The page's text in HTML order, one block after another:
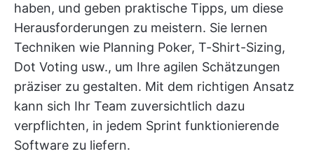
haben, und geben praktische Tipps, um diese
Herausforderungen zu meistern. Sie lernen
Techniken wie Planning Poker, T-Shirt-Sizing,
Dot Voting usw., um Ihre agilen Schätzungen
präziser zu gestalten. Mit dem richtigen Ansatz
kann sich Ihr Team zuversichtlich dazu
verpflichten, in jedem Sprint funktionierende
Software zu liefern.